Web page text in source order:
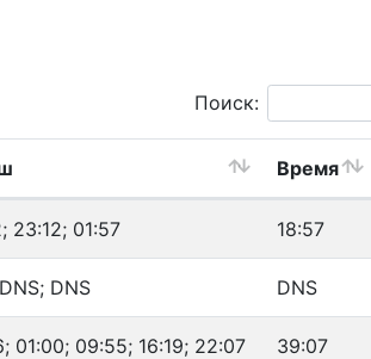
Поиск:
Время
23:12; 01:57 18:57
DNS DNS
01:00; 09:55; 16:19; 22:07 39:07